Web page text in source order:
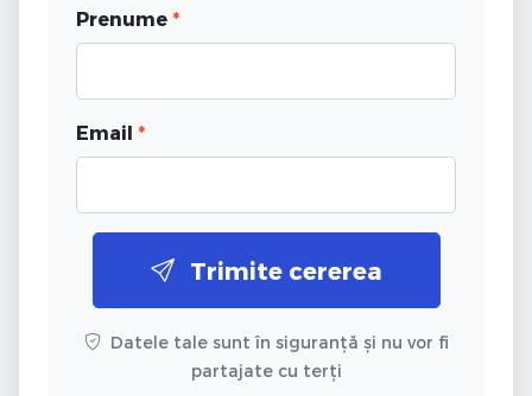
Prenume *
Email *
Trimite cererea
Datele tale sunt în siguranță și nu vor fi
partajate cu terți